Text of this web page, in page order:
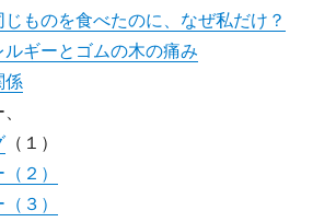
ものを食べたのに、なぜ私だけ？
ギーとゴムの木の痛み
係
（１）
２）
３）